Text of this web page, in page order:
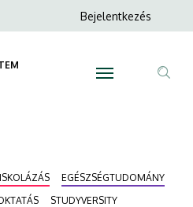
Anonim
menüje
Bejelentkezés
EGÉSZSÉGTUDOMÁNY
STUDYVERSITY